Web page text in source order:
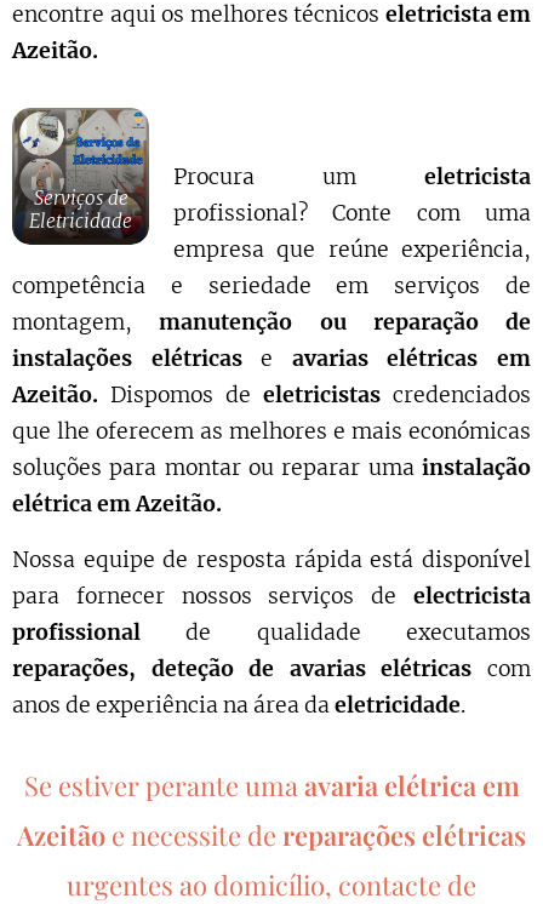
encontre aqui os melhores técnicos eletricista em
Azeitão.
Serviços de
Eletricidade
Procura um eletricista
profissional? Conte com uma
empresa que reúne experiência,
competência e seriedade em serviços de
montagem,manutenção ou reparação de
instalações elétricase avarias elétricas em
Azeitão. Dispomos de eletricistas credenciados
que lhe oferecem as melhores e mais económicas
soluções para montar ou reparar uma instalação
elétrica emAzeitão.
Nossa equipe de resposta rápida está disponível
para fornecer nossos serviços de electricista
profissional de qualidade executamos
reparações, deteção de avarias elétricas com
anos de experiência na área daeletricidade.
Se estiver perante umaavaria elétrica em
Azeitão e necessite de reparações elétricas
urgentes ao domicílio, contacte de